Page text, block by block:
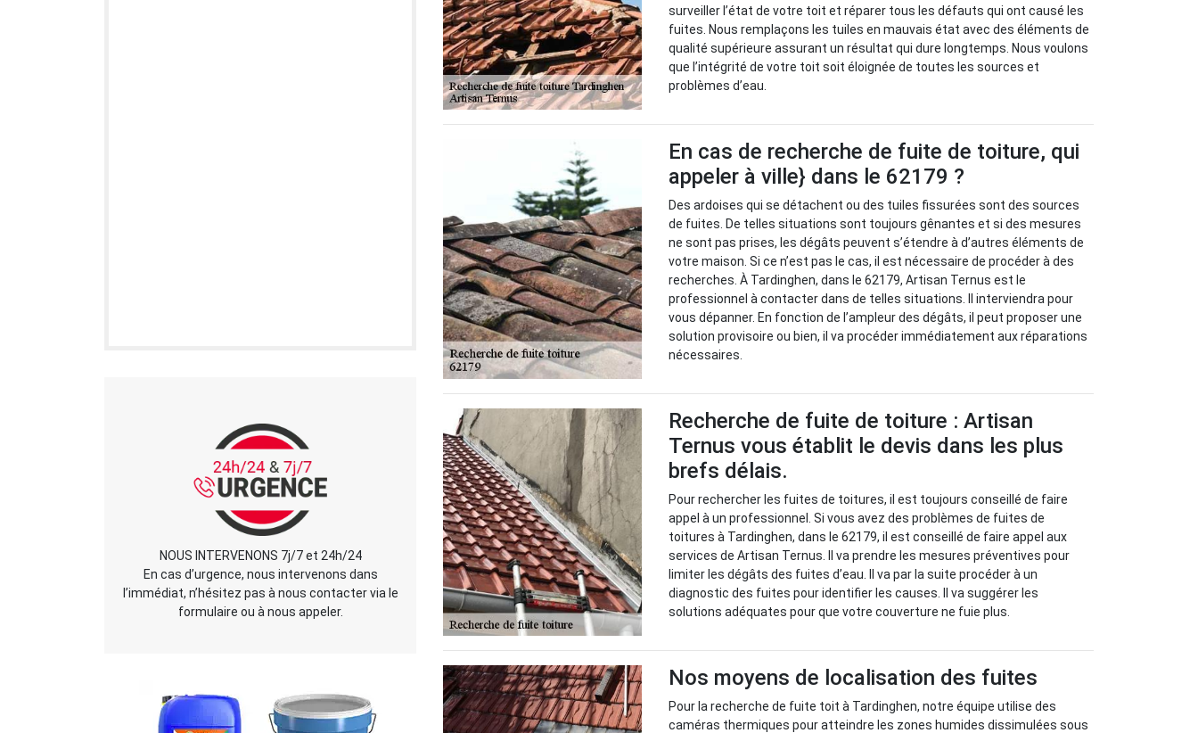
NOUS INTERVENONS 7j/7 et 24h/24
En cas d’urgence, nous intervenons dans
l’immédiat, n’hésitez pas à nous contacter via le
formulaire ou à nous appeler.
surveiller l’état de votre toit et réparer tous les défauts qui ont causé les
fuites. Nous remplaçons les tuiles en mauvais état avec des éléments de
qualité supérieure assurant un résultat qui dure longtemps. Nous voulons
que l’intégrité de votre toit soit éloignée de toutes les sources et
problèmes d’eau.
En cas de recherche de fuite de toiture, qui
appeler à ville} dans le 62179 ?
Des ardoises qui se détachent ou des tuiles fissurées sont des sources
de fuites. De telles situations sont toujours gênantes et si des mesures
ne sont pas prises, les dégâts peuvent s’étendre à d’autres éléments de
votre maison. Si ce n’est pas le cas, il est nécessaire de procéder à des
recherches. À Tardinghen, dans le 62179, Artisan Ternus est le
professionnel à contacter dans de telles situations. Il interviendra pour
vous dépanner. En fonction de l’ampleur des dégâts, il peut proposer une
solution provisoire ou bien, il va procéder immédiatement aux réparations
nécessaires.
Recherche de fuite de toiture : Artisan
Ternus vous établit le devis dans les plus
brefs délais.
Pour rechercher les fuites de toitures, il est toujours conseillé de faire
appel à un professionnel. Si vous avez des problèmes de fuites de
toitures à Tardinghen, dans le 62179, il est conseillé de faire appel aux
services de Artisan Ternus. Il va prendre les mesures préventives pour
limiter les dégâts des fuites d’eau. Il va par la suite procéder à un
diagnostic des fuites pour identifier les causes. Il va suggérer les
solutions adéquates pour que votre couverture ne fuie plus.
Nos moyens de localisation des fuites
Pour la recherche de fuite toit à Tardinghen, notre équipe utilise des
caméras thermiques pour atteindre les zones humides dissimulées sous